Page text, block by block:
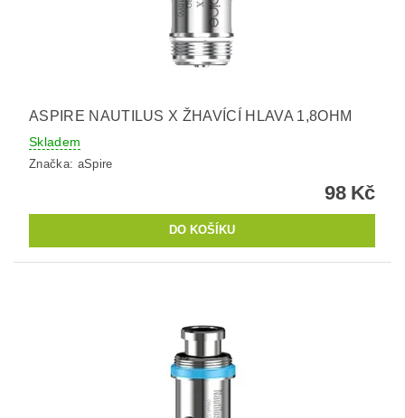
ASPIRE NAUTILUS X ŽHAVÍCÍ HLAVA 1,8OHM
Skladem
Značka: aSpire
98 Kč